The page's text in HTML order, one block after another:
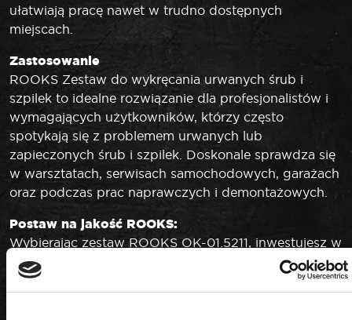
ułatwiają pracę nawet w trudno dostępnych
miejscach.
Zastosowanie
ROOKS Zestaw do wykręcania urwanych śrub i
szpilek to idealne rozwiązanie dla profesjonalistów i
wymagających użytkowników, którzy często
spotykają się z problemem urwanych lub
zapieczonych śrub i szpilek. Doskonale sprawdza się
w warsztatach, serwisach samochodowych, garażach
oraz podczas prac naprawczych i demontażowych.
Postaw na jakość ROOKS:
Wybierając zestaw ROOKS OK-01.5211, inwestujesz w
sprawdzone rozwiązania, które gwarantują
niezawodność, Bezpieczeństwo i komfort